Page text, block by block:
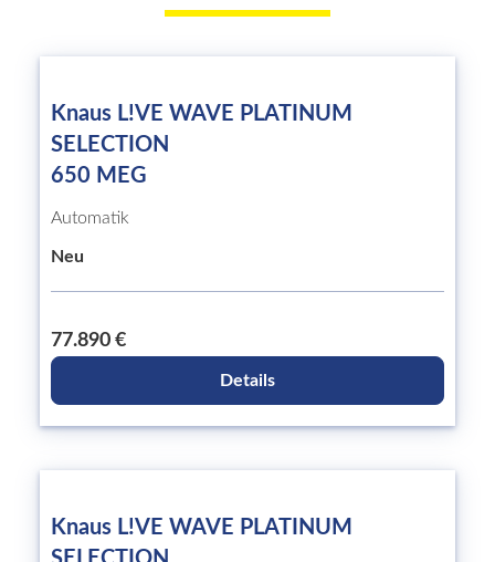
Knaus L!VE WAVE PLATINUM
SELECTION
650 MEG
Automatik
Neu
77.890 €
Details
Knaus L!VE WAVE PLATINUM